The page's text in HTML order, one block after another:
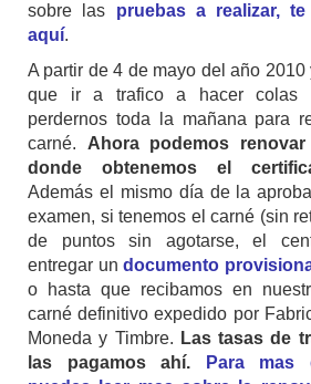
sobre las pruebas a realizar,
aquí.
A partir de 4 de mayo del año 2010
que ir a trafico a hacer colas
perdernos toda la mañana para
carné. Ahora podemos
donde obtenemos el
Además el mismo día de la
examen, si tenemos el carné (sin
de puntos sin agotarse, el
entregar un documento
o hasta que recibamos en
carné definitivo expedido por
Moneda y Timbre. Las tasas de
las pagamos ahí.
Para mas